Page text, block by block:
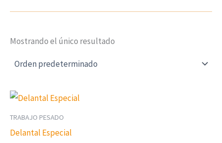
Mostrando el único resultado
TRABAJO PESADO
Delantal Especial